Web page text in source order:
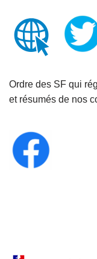
Ordre des SF qui
et résumés de nos